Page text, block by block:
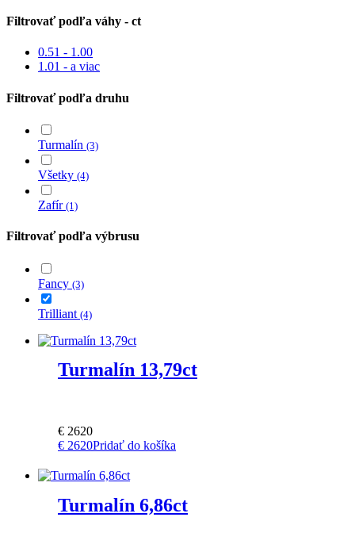
Filtrovať podľa váhy - ct
0.51 - 1.00
1.01 - a viac
Filtrovať podľa druhu
Turmalín (3)
Všetky (4)
Zafír (1)
Filtrovať podľa výbrusu
Fancy (3)
Trilliant (4)
Turmalín 13,79ct
€ 2620
€ 2620Pridať do košíka
Turmalín 6,86ct